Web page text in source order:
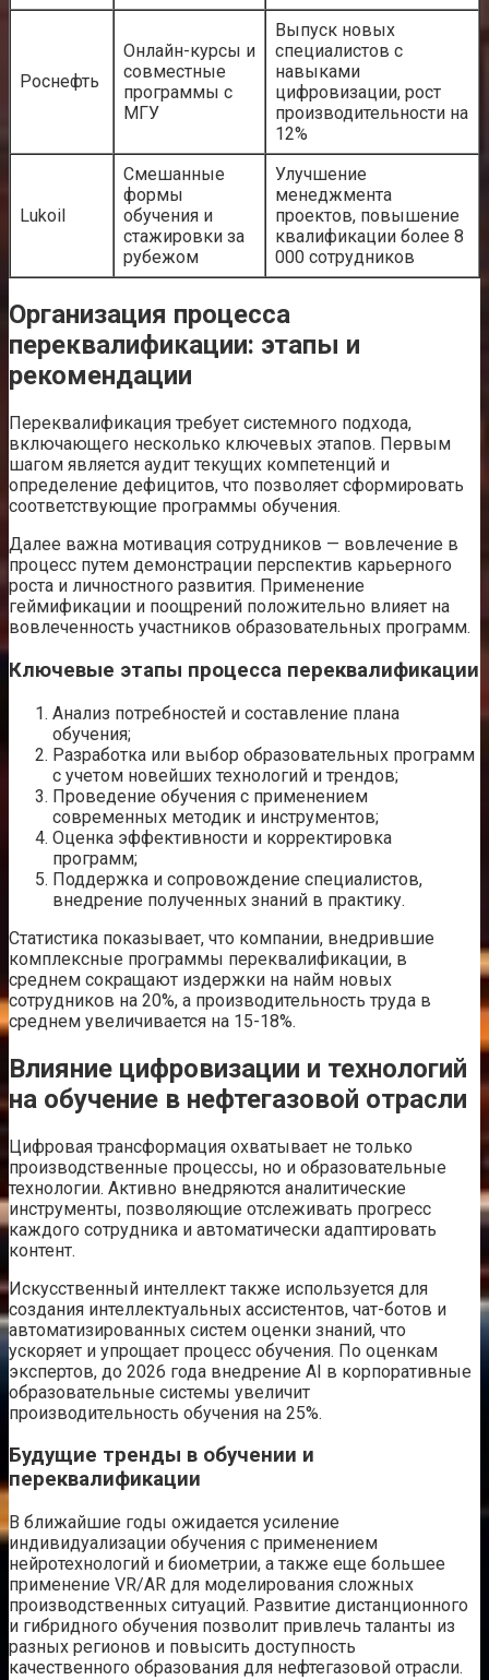
Роснефть
Онлайн-курсы и
совместные
программы с
МГУ
Выпуск новых
специалистов с
навыками
цифровизации, рост
производительности на
12%
Lukoil
Смешанные
формы
обучения и
стажировки за
рубежом
Улучшение
менеджмента
проектов, повышение
квалификации более 8
000 сотрудников
Организация процесса
переквалификации: этапы и
рекомендации
Переквалификация требует системного подхода,
включающего несколько ключевых этапов. Первым
шагом является аудит текущих компетенций и
определение дефицитов, что позволяет сформировать
соответствующие программы обучения.
Далее важна мотивация сотрудников — вовлечение в
процесс путем демонстрации перспектив карьерного
роста и личностного развития. Применение
геймификации и поощрений положительно влияет на
вовлеченность участников образовательных программ.
Ключевые этапы процесса переквалификации
Анализ потребностей и составление плана
обучения;
Разработка или выбор образовательных программ
с учетом новейших технологий и трендов;
Проведение обучения с применением
современных методик и инструментов;
Оценка эффективности и корректировка
программ;
Поддержка и сопровождение специалистов,
внедрение полученных знаний в практику.
Статистика показывает, что компании, внедрившие
комплексные программы переквалификации, в
среднем сокращают издержки на найм новых
сотрудников на 20%, а производительность труда в
среднем увеличивается на 15-18%.
Влияние цифровизации и технологий
на обучение в нефтегазовой отрасли
Цифровая трансформация охватывает не только
производственные процессы, но и образовательные
технологии. Активно внедряются аналитические
инструменты, позволяющие отслеживать прогресс
каждого сотрудника и автоматически адаптировать
контент.
Искусственный интеллект также используется для
создания интеллектуальных ассистентов, чат-ботов и
автоматизированных систем оценки знаний, что
ускоряет и упрощает процесс обучения. По оценкам
экспертов, до 2026 года внедрение AI в корпоративные
образовательные системы увеличит
производительность обучения на 25%.
Будущие тренды в обучении и
переквалификации
В ближайшие годы ожидается усиление
индивидуализации обучения с применением
нейротехнологий и биометрии, а также еще большее
применение VR/AR для моделирования сложных
производственных ситуаций. Развитие дистанционного
и гибридного обучения позволит привлечь таланты из
разных регионов и повысить доступность
качественного образования для нефтегазовой отрасли.